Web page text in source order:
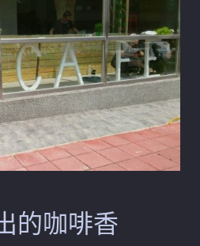
的咖啡香